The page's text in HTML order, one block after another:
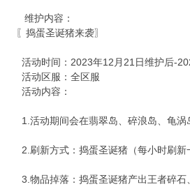
维护内容：
〖捣蛋圣诞猪来袭〗
活动时间：2023年12月21日维护后-
活动区服：全区服
活动内容：
1.活动期间会在翡翠岛、碎浪岛、龟涡
2.刷新方式：捣蛋圣诞猪（每小时刷新
3.物品掉落：捣蛋圣诞猪产出王者碎石